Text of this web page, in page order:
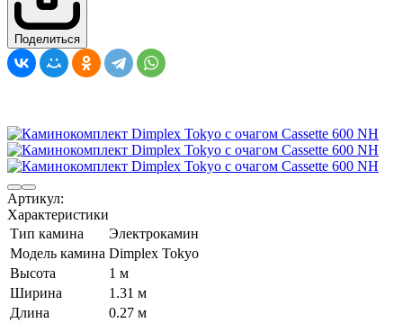
Поделиться
Артикул:
Характеристики
Тип камина
Электрокамин
Модель камина Dimplex Tokyo
Высота
1 м
Ширина
1.31 м
Длина
0.27 м